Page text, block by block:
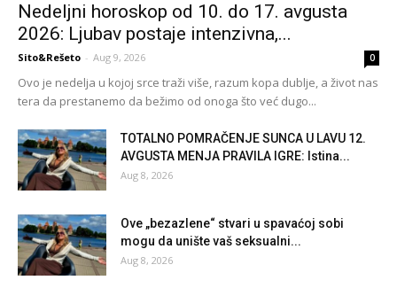
Nedeljni horoskop od 10. do 17. avgusta
2026: Ljubav postaje intenzivna,...
Sito&Rešeto - Aug 9, 2026 0
Ovo je nedelja u kojoj srce traži više, razum kopa dublje, a život nas
tera da prestanemo da bežimo od onoga što već dugo...
TOTALNO POMRAČENJE SUNCA U LAVU 12.
AVGUSTA MENJA PRAVILA IGRE: Istina...
Aug 8, 2026
Ove „bezazlene“ stvari u spavaćoj sobi
mogu da unište vaš seksualni...
Aug 8, 2026